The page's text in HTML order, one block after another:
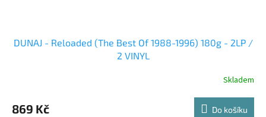
DUNAJ - Reloaded (The Best Of 1988-1996) 180g - 2LP /
2 VINYL
Skladem
869 Kč Do košíku